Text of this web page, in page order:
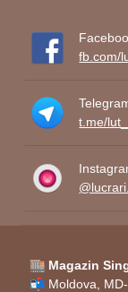
fb.com/
t.me/
🏬 Magazin
📬 Moldova,